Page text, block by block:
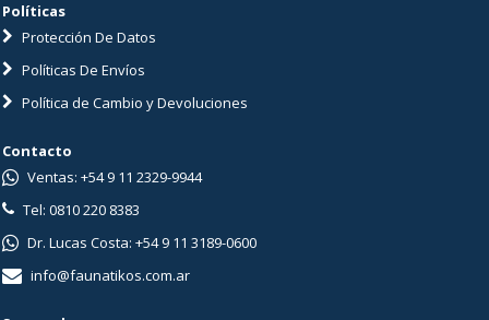
Políticas
Protección De Datos
Políticas De Envíos
Política de Cambio y Devoluciones
Contacto
Ventas: +54 9 11 2329-9944
Tel: 0810 220 8383
Dr. Lucas Costa: +54 9 11 3189-0600
info@faunatikos.com.ar